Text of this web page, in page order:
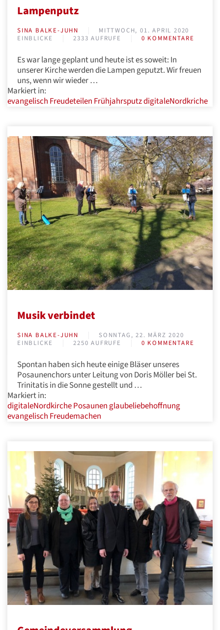
Lampenputz
SINA BALKE-JUHN
MITTWOCH, 01. APRIL 2020
EINBLICKE
2333 AUFRUFE 0 KOMMENTARE
Es war lange geplant und heute ist es soweit: In
unserer Kirche werden die Lampen geputzt. Wir freuen
uns, wenn wir wieder …
Markiert in:
evangelisch Freudeteilen FrühjahrsputzdigitaleNordkriche
Musik verbindet
SINA BALKE-JUHN
SONNTAG, 22. MÄRZ 2020
EINBLICKE
2250 AUFRUFE 0 KOMMENTARE
Spontan haben sich heute einige Bläser unseres
Posaunenchors unter Leitung von Doris Möller bei St.
Trinitatis in die Sonne gestellt und …
Markiert in:
digitaleNordkirchePosaunen glaubeliebehoffnung
evangelisch Freudemachen